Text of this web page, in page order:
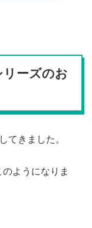
リーズのお
てきました。
ようになりま